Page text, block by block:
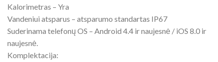
Kalorimetras – Yra
Vandeniui atsparus – atsparumo standartas IP67
Suderinama telefonų OS – Android 4.4 ir naujesnė / iOS 8.0 ir
naujesnė.
Komplektacija: